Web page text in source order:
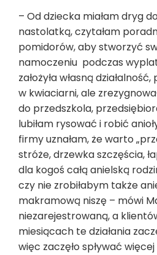
– Od dziecka miałam dryg
nastolatką, czytałam
pomidorów, aby stworzyć
namoczeniu podczas
założyła własną
w kwiaciarni, ale
do przedszkola,
lubiłam rysować i robić
firmy uznałam, że warto
stróże, drzewka szczęścia,
dla kogoś całą anielską
czy nie zrobiłabym także
makramową niszę – mówi
niezarejestrowaną, a
miesiącach te działania
więc zaczęło spływać